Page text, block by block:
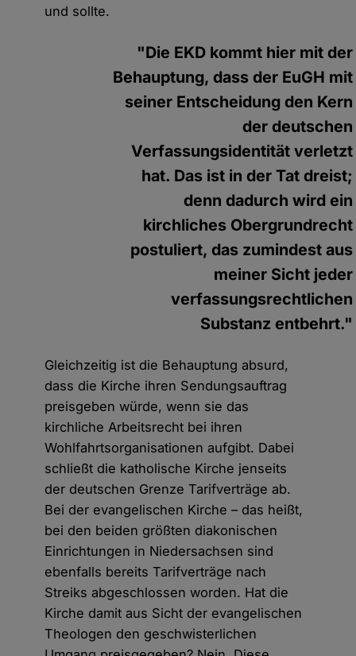
und sollte.
"Die EKD kommt hier mit der
Behauptung, dass der EuGH mit
seiner Entscheidung den Kern
der deutschen
Verfassungsidentität verletzt
hat. Das ist in der Tat dreist;
denn dadurch wird ein
kirchliches Obergrundrecht
postuliert, das zumindest aus
meiner Sicht jeder
verfassungsrechtlichen
Substanz entbehrt."
Gleichzeitig ist die Behauptung absurd,
dass die Kirche ihren Sendungsauftrag
preisgeben würde, wenn sie das
kirchliche Arbeitsrecht bei ihren
Wohlfahrtsorganisationen aufgibt. Dabei
schließt die katholische Kirche jenseits
der deutschen Grenze Tarifverträge ab.
Bei der evangelischen Kirche – das heißt,
bei den beiden größten diakonischen
Einrichtungen in Niedersachsen sind
ebenfalls bereits Tarifverträge nach
Streiks abgeschlossen worden. Hat die
Kirche damit aus Sicht der evangelischen
Theologen den geschwisterlichen